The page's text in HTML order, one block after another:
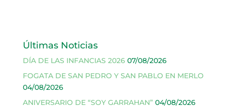
Últimas Noticias
DÍA DE LAS INFANCIAS 2026 07/08/2026
FOGATA DE SAN PEDRO Y SAN PABLO EN MERLO
04/08/2026
ANIVERSARIO DE “SOY GARRAHAN” 04/08/2026